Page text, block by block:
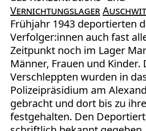
Vernichtungslager
Frühjahr 1943 deportierten
Verfolger:innen auch fast
Zeitpunkt noch im Lager
Männer, Frauen und Kinder.
Verschleppten wurden in
Polizeipräsidium am
gebracht und dort bis zu
festgehalten. Den